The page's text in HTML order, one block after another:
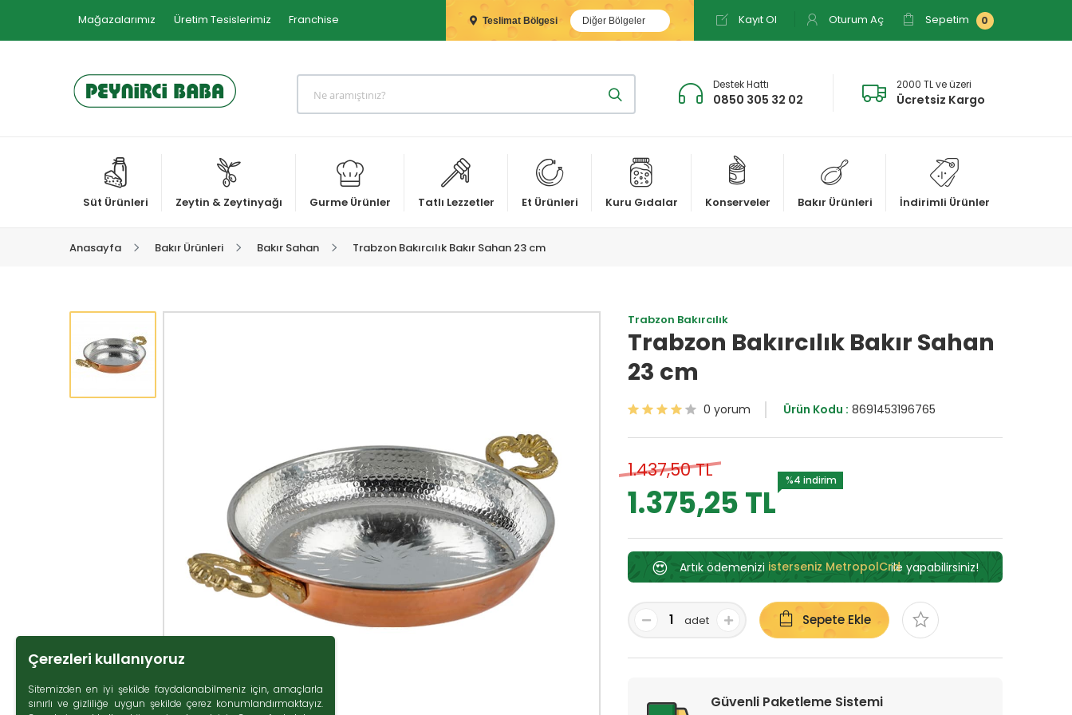
Mağazalarımız Üretim Tesislerimiz Franchise Teslimat Bölgesi Diğer Bölgeler Kayıt Ol Oturum Aç Sepetim 0
Destek Hattı
0850 305 32 02
2000 TL ve üzeri
Ücretsiz Kargo
Süt Ürünleri Zeytin & Zeytinyağı Gurme Ürünler Tatlı Lezzetler Et Ürünleri Kuru Gıdalar Konserveler Bakır Ürünleri İndirimli Ürünler
Anasayfa Bakır Ürünleri Bakır Sahan Trabzon Bakırcılık Bakır Sahan 23 cm
Trabzon Bakırcılık
Trabzon Bakırcılık Bakır Sahan
23 cm
0 yorum Ürün Kodu : 8691453196765
1.437,50 TL
1.375,25 TL
%4 indirim
😍 Artık ödemenizi isterseniz MetropolCrdile yapabilirsiniz!
adet Sepete Ekle
Güvenli Paketleme Sistemi
Çerezleri kullanıyoruz
Sitemizden en iyi şekilde faydalanabilmeniz için, amaçlarla
sınırlı ve gizliliğe uygun şekilde çerez konumlandırmaktayız.